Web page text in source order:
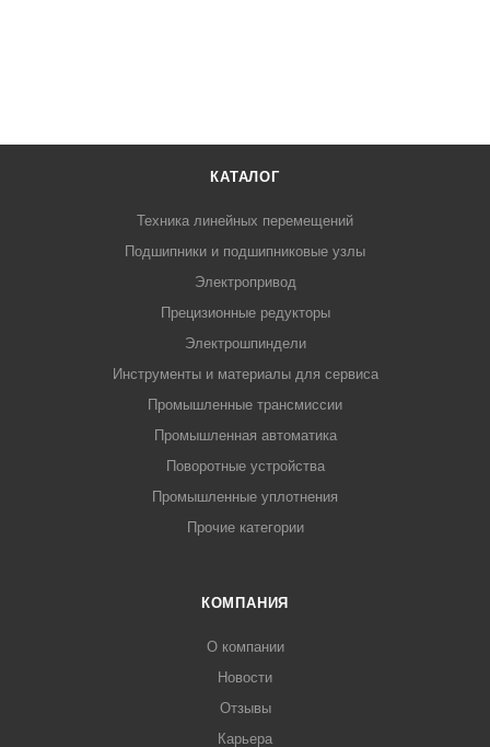
КАТАЛОГ
Техника линейных перемещений
Подшипники и подшипниковые узлы
Электропривод
Прецизионные редукторы
Электрошпиндели
Инструменты и материалы для сервиса
Промышленные трансмиссии
Промышленная автоматика
Поворотные устройства
Промышленные уплотнения
Прочие категории
КОМПАНИЯ
О компании
Новости
Отзывы
Карьера